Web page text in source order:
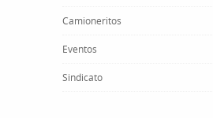
Camioneritos
Eventos
Sindicato